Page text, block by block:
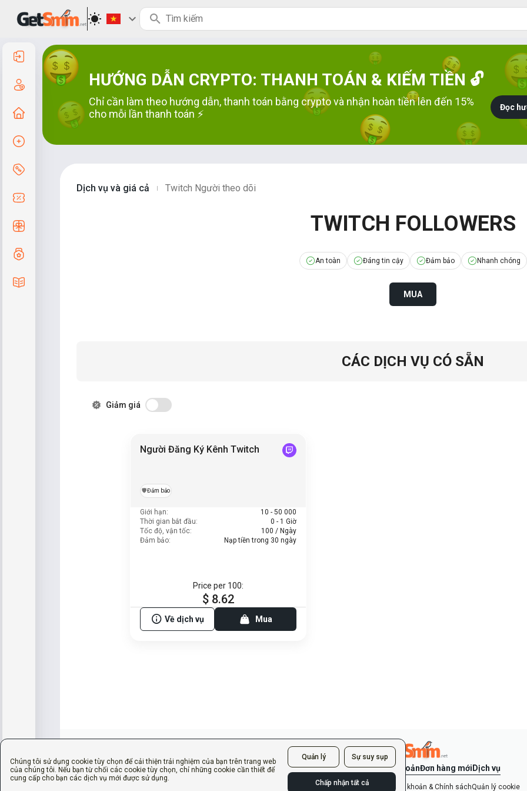
Chúng tôi sử dụng cookie tùy chọn để cải thiện trải nghiệm của bạn trên trang web
của chúng tôi. Nếu bạn từ chối các cookie tùy chọn, chỉ những cookie cần thiết để
cung cấp cho bạn các dịch vụ mới được sử dụng.
Quản lý Sự suy sụp
Chấp nhận tất cả
Đăng nhập
Đăng ký
Trang chủ
Tạo đơn hàng
HƯỚNG DẪN CRYPTO: THANH TOÁN & KIẾM TIỀN 🔓
Chỉ cần làm theo hướng dẫn, thanh toán bằng crypto và nhận hoàn tiền lên đến 15%
cho mỗi lần thanh toán ⚡
Đọc
Dịch vụ và giá cả Twitch Người theo dõi
TWITCH FOLLOWERS
An toàn Đáng tin cậy Đảm bảo Nhanh chóng
MUA
CÁC DỊCH VỤ CÓ SẴN
Giảm giá
Người Đăng Ký Kênh Twitch
️🛡️Đảm bảo
Giới hạn:
10 - 50 000
Thời gian bắt đầu:
0 - 1 Giờ
Tốc độ, vận tốc:
100 / Ngày
Đảm bảo:
Nạp tiền trong 30 ngày
Price per 100:
$ 8.62
Về dịch vụ Mua
Đăng nhậpTạo tài khoảnĐơn hàng mới Dịch vụ
Chính sách quyền riêng tư Điều khoản & Chính sáchQuản lý cookie